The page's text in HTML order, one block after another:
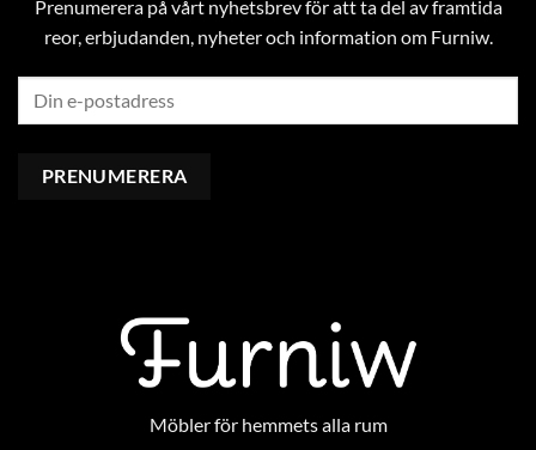
Prenumerera på vårt nyhetsbrev för att ta del av framtida
reor, erbjudanden, nyheter och information om Furniw.
Möbler för hemmets alla rum